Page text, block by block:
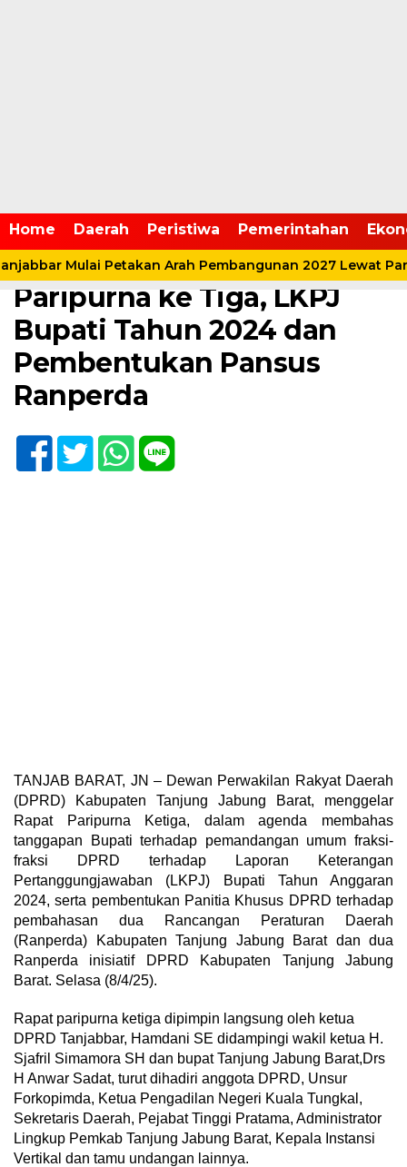
Home Daerah Peristiwa Pemerintahan
Mulai Petakan Arah Pembangunan 2027 Lewat
Rabu, 9 April 2025 - 08:28 WIB
DPRD Tanjabbar Gelar
Paripurna ke Tiga, LKPJ
Bupati Tahun 2024 dan
Pembentukan Pansus
Ranperda
TANJAB BARAT, JN – Dewan Perwakilan Rakyat Daerah
(DPRD) Kabupaten Tanjung Jabung Barat, menggelar
Rapat Paripurna Ketiga, dalam agenda membahas
tanggapan Bupati terhadap pemandangan umum fraksi-
fraksi DPRD terhadap Laporan Keterangan
Pertanggungjawaban (LKPJ) Bupati Tahun Anggaran
2024, serta pembentukan Panitia Khusus DPRD terhadap
pembahasan dua Rancangan Peraturan Daerah
(Ranperda) Kabupaten Tanjung Jabung Barat dan dua
Ranperda inisiatif DPRD Kabupaten Tanjung Jabung
Barat. Selasa (8/4/25).
Rapat paripurna ketiga dipimpin langsung oleh ketua
DPRD Tanjabbar, Hamdani SE didampingi wakil ketua H.
Sjafril Simamora SH dan bupat Tanjung Jabung Barat,Drs
H Anwar Sadat, turut dihadiri anggota DPRD, Unsur
Forkopimda, Ketua Pengadilan Negeri Kuala Tungkal,
Sekretaris Daerah, Pejabat Tinggi Pratama, Administrator
Lingkup Pemkab Tanjung Jabung Barat, Kepala Instansi
Vertikal dan tamu undangan lainnya.